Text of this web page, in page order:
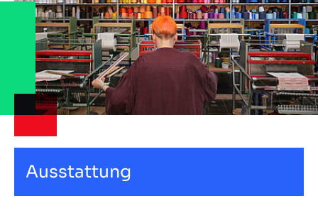
Ausstattung